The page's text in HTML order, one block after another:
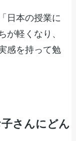
日本の授業に
が軽くなり、
感を持って勉
さんにどん